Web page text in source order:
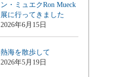
ン・ミュエクRon Mueck
展に行ってきました
2026年6月15日
熱海を散歩して
2026年5月19日